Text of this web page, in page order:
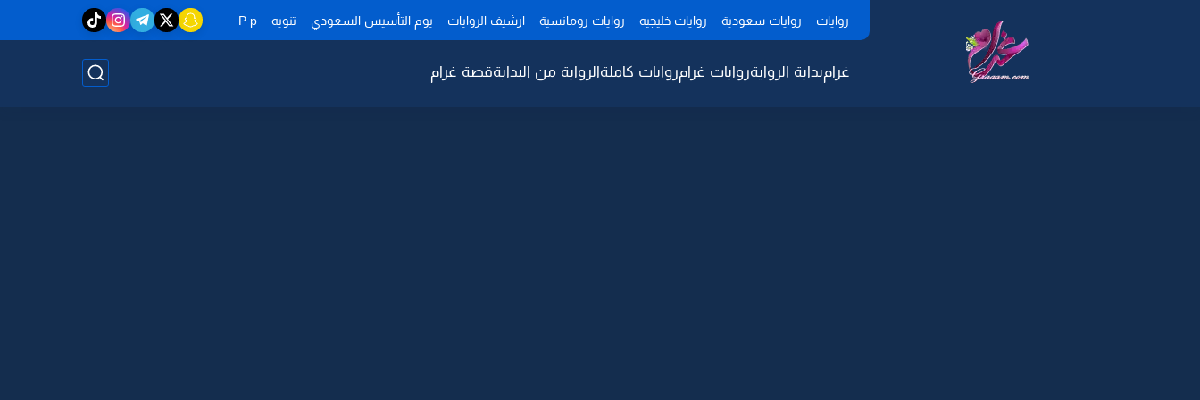
روايات روايات سعودية روايات خليجيه روايات رومانسية ارشيف الروايات يوم التأسيس السعودي تنويه P p
غرامبداية الروايةروايات غرامروايات كاملةالرواية من البدايةقصة غرام